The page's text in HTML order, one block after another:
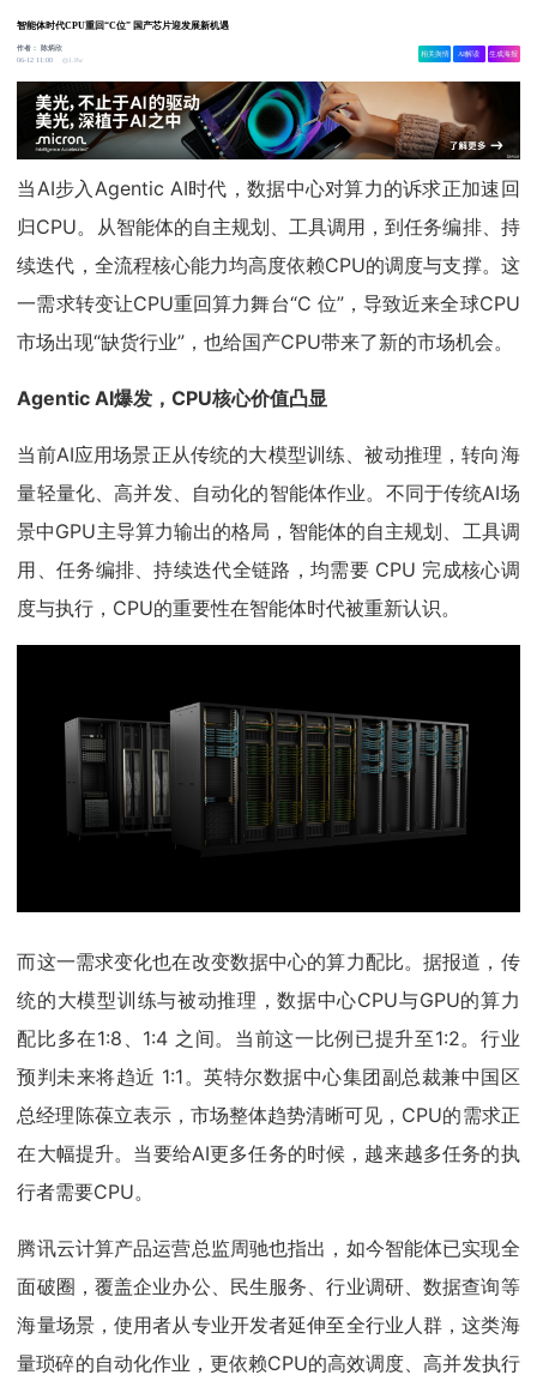
智能体时代CPU重回“C位” 国产芯片迎发展新机遇
作者：
陈炳欣
06-12 11:00
1.8w
相关舆情 AI解读 生成海报
当AI步入Agentic AI时代，数据中心对算力的诉求正加速回
归CPU。从智能体的自主规划、工具调用，到任务编排、持
续迭代，全流程核心能力均高度依赖CPU的调度与支撑。这
一需求转变让CPU重回算力舞台“C 位”，导致近来全球CPU
市场出现“缺货行业”，也给国产CPU带来了新的市场机会。
Agentic AI爆发，CPU核心价值凸显
当前AI应用场景正从传统的大模型训练、被动推理，转向海
量轻量化、高并发、自动化的智能体作业。不同于传统AI场
景中GPU主导算力输出的格局，智能体的自主规划、工具调
用、任务编排、持续迭代全链路，均需要 CPU 完成核心调
度与执行，CPU的重要性在智能体时代被重新认识。
而这一需求变化也在改变数据中心的算力配比。据报道，传
统的大模型训练与被动推理，数据中心CPU与GPU的算力
配比多在1:8、1:4 之间。当前这一比例已提升至1:2。行业
预判未来将趋近 1:1。英特尔数据中心集团副总裁兼中国区
总经理陈葆立表示，市场整体趋势清晰可见，CPU的需求正
在大幅提升。当要给AI更多任务的时候，越来越多任务的执
行者需要CPU。
腾讯云计算产品运营总监周驰也指出，如今智能体已实现全
面破圈，覆盖企业办公、民生服务、行业调研、数据查询等
海量场景，使用者从专业开发者延伸至全行业人群，这类海
量琐碎的自动化作业，更依赖CPU的高效调度、高并发执行